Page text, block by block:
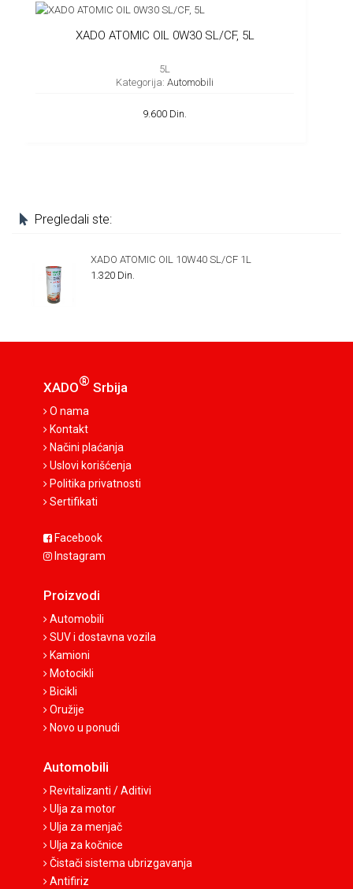
XADO ATOMIC OIL 0W30 SL/CF, 5L
5L
Kategorija: Automobili
9.600 Din.
Pregledali ste:
XADO ATOMIC OIL 10W40 SL/CF 1L
1.320 Din.
XADO® Srbija
O nama
Kontakt
Načini plaćanja
Uslovi korišćenja
Politika privatnosti
Sertifikati
Facebook
Instagram
Proizvodi
Automobili
SUV i dostavna vozila
Kamioni
Motocikli
Bicikli
Oružije
Novo u ponudi
Automobili
Revitalizanti / Aditivi
Ulja za motor
Ulja za menjač
Ulja za kočnice
Čistači sistema ubrizgavanja
Antifiriz